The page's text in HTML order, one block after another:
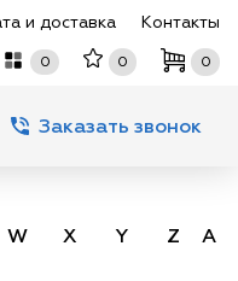
и доставка Контакты
0 0 0
Заказать звонок
W X Y Z А -